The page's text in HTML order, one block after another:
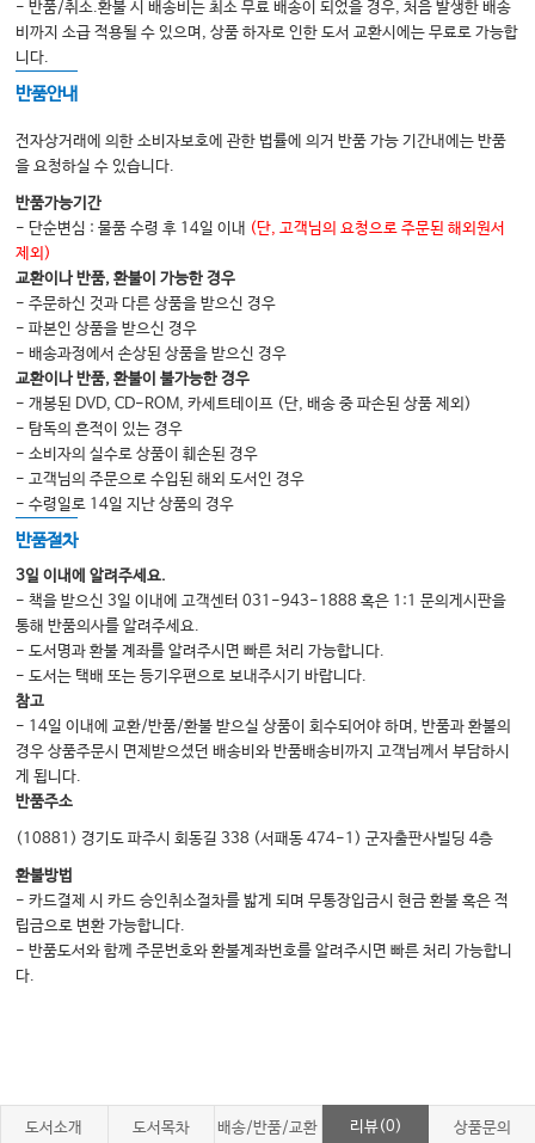
- 반품/취소.환불 시 배송비는 최소 무료 배송이 되었을 경우, 처음 발생한 배송
비까지 소급 적용될 수 있으며, 상품 하자로 인한 도서 교환시에는 무료로 가능합
니다.
반품안내
전자상거래에 의한 소비자보호에 관한 법률에 의거 반품 가능 기간내에는 반품
을 요청하실 수 있습니다.
반품가능기간
- 단순변심 : 물품 수령 후 14일 이내 (단, 고객님의 요청으로 주문된 해외원서
제외)
교환이나 반품, 환불이 가능한 경우
- 주문하신 것과 다른 상품을 받으신 경우
- 파본인 상품을 받으신 경우
- 배송과정에서 손상된 상품을 받으신 경우
교환이나 반품, 환불이 불가능한 경우
- 개봉된 DVD, CD-ROM, 카세트테이프 (단, 배송 중 파손된 상품 제외)
- 탐독의 흔적이 있는 경우
- 소비자의 실수로 상품이 훼손된 경우
- 고객님의 주문으로 수입된 해외 도서인 경우
- 수령일로 14일 지난 상품의 경우
반품절차
3일 이내에 알려주세요.
- 책을 받으신 3일 이내에 고객센터 031-943-1888 혹은 1:1 문의게시판을
통해 반품의사를 알려주세요.
- 도서명과 환불 계좌를 알려주시면 빠른 처리 가능합니다.
- 도서는 택배 또는 등기우편으로 보내주시기 바랍니다.
참고
- 14일 이내에 교환/반품/환불 받으실 상품이 회수되어야 하며, 반품과 환불의
경우 상품주문시 면제받으셨던 배송비와 반품배송비까지 고객님께서 부담하시
게 됩니다.
반품주소
(10881) 경기도 파주시 회동길 338 (서패동 474-1) 군자출판사빌딩 4층
환불방법
- 카드결제 시 카드 승인취소절차를 밟게 되며 무통장입금시 현금 환불 혹은 적
립금으로 변환 가능합니다.
- 반품도서와 함께 주문번호와 환불계좌번호를 알려주시면 빠른 처리 가능합니
다.
도서소개 도서목차 배송/반품/교환 리뷰(0) 상품문의